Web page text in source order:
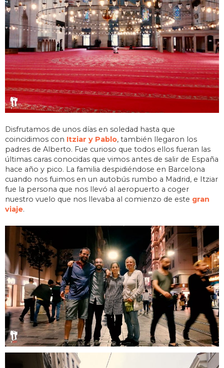
Disfrutamos de unos días en soledad hasta que
coincidimos con Itziar y Pablo, también llegaron los
padres de Alberto. Fue curioso que todos ellos fueran las
últimas caras conocidas que vimos antes de salir de España
hace año y pico. La familia despidiéndose en Barcelona
cuando nos fuimos en un autobús rumbo a Madrid, e Itziar
fue la persona que nos llevó al aeropuerto a coger
nuestro vuelo que nos llevaba al comienzo de este gran
viaje.